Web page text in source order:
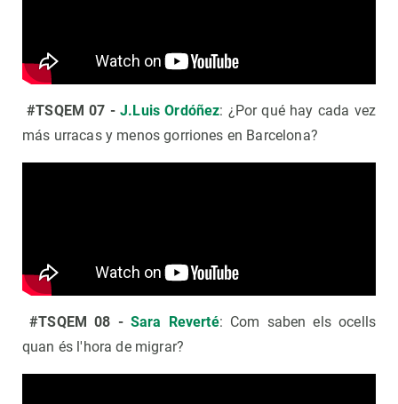
#TSQEM 07 - J.Luis Ordóñez: ¿Por qué hay cada vez
más urracas y menos gorriones en Barcelona?
#TSQEM 08 - Sara Reverté: Com saben els ocells
quan és l'hora de migrar?